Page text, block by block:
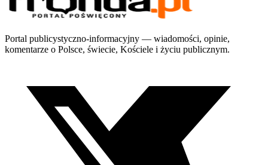
Portal publicystyczno-informacyjny — wiadomości, opinie,
komentarze o Polsce, świecie, Kościele i życiu publicznym.